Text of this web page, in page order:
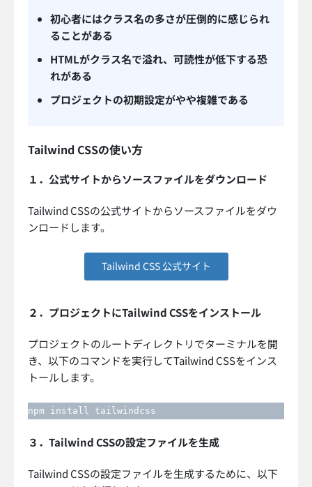
初心者にはクラス名の多さが圧倒的に感じられ
ることがある
HTMLがクラス名で溢れ、可読性が低下する恐
れがある
プロジェクトの初期設定がやや複雑である
Tailwind CSSの使い方
１．公式サイトからソースファイルをダウンロード
Tailwind CSSの公式サイトからソースファイルをダウ
ンロードします。
Tailwind CSS 公式サイト
２．プロジェクトにTailwind CSSをインストール
プロジェクトのルートディレクトリでターミナルを開
き、以下のコマンドを実行してTailwind CSSをインス
トールします。
npm install tailwindcss
３．Tailwind CSSの設定ファイルを生成
Tailwind CSSの設定ファイルを生成するために、以下